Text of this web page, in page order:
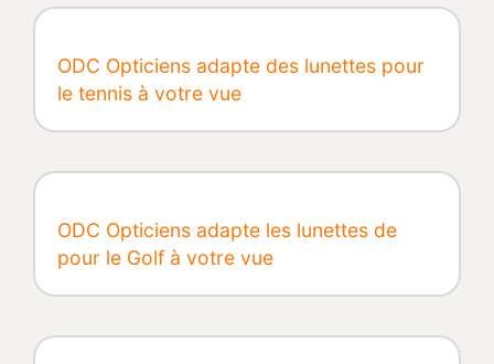
ODC Opticiens adapte des lunettes pour
le tennis à votre vue
ODC Opticiens adapte les lunettes de
pour le Golf à votre vue